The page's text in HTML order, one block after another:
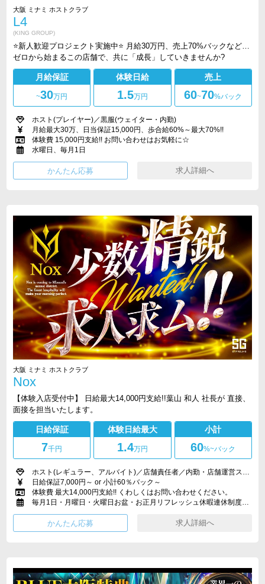
大阪 ミナミ ホストクラブ
L4
(KING GROUP)
⭐️新人歓迎プロジェクト実施中⭐️ 月給30万円、売上70%バックなど…
ゼロから始まるこの店舗で、共に「成長」していきませんか?
月給保証
~30万円
体験日給
1.5万円
売上
60~70%バック
ホスト(プレイヤー)／黒服(ウェイター・内勤)
月給最大30万、日当保証15,000円、歩合給60%～最大70%!!
体験費 15,000円支給!! お問い合わせはお気軽に☆
水曜日、毎月1日
求人詳細へ
大阪 ミナミ ホストクラブ
Nox
【体験入店受付中】 日給最大14,000円支給!!葉山 和人 社長が 直接、
面接を担当いたします。
日給保証
7千円
体験日給最大
1.4万円
小計
60%~バック
日給保証7,000円～ or 小計60％バック～
体験費 最大14,000円支給!! くわしくはお問い合わせください。
求人詳細へ